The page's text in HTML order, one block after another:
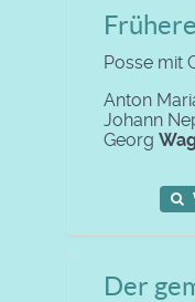
Posse mit
Anton
Johann
Georg
Der